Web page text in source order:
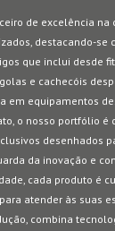
de excelência na
destacando-se
que inclui desde
e cachecóis
em equipamentos
o nosso portfólio
desenhados
da inovação e
cada produto é
atender às suas
combina